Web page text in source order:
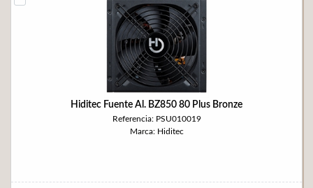
Hiditec Fuente Al. BZ850 80 Plus Bronze
Referencia: PSU010019
Marca: Hiditec